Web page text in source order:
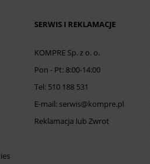
SERWIS I REKLAMACJE
KOMPRE Sp. z o. o.
Pon - Pt: 8:00-14:00
Tel: 510 188 531
E-mail: serwis@kompre.pl
Reklamacja lub Zwrot